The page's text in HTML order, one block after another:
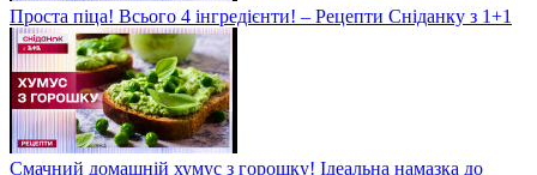
Проста піца! Всього 4 інгредієнти! – Рецепти Сніданку з 1+1
Смачний домашній хумус з горошку! Ідеальна намазка до